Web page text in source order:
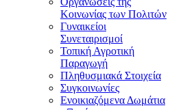
Κοινωνίας των Πολιτών
Γυναικείοι
Συνεταιρισμοί
Τοπική Αγροτική
Παραγωγή
Πληθυσμιακά Στοιχεία
Συγκοινωνίες
Ενοικιαζόμενα Δωμάτια